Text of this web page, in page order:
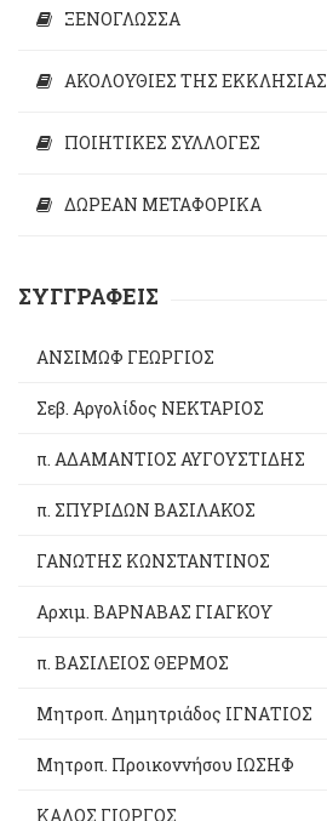
ΞΕΝΟΓΛΩΣΣΑ
ΑΚΟΛΟΥΘΙΕΣ ΤΗΣ ΕΚΚΛΗΣΙΑΣ
ΠΟΙΗΤΙΚΕΣ ΣΥΛΛΟΓΕΣ
ΔΩΡΕΑΝ ΜΕΤΑΦΟΡΙΚΑ
ΣΥΓΓΡΑΦΕΙΣ
ΑΝΣΙΜΩΦ ΓΕΩΡΓΙΟΣ
Σεβ. Αργολίδος ΝΕΚΤΑΡΙΟΣ
π. ΑΔΑΜΑΝΤΙΟΣ ΑΥΓΟΥΣΤΙΔΗΣ
π. ΣΠΥΡΙΔΩΝ ΒΑΣΙΛΑΚΟΣ
ΓΑΝΩΤΗΣ ΚΩΝΣΤΑΝΤΙΝΟΣ
Αρχιμ. ΒΑΡΝΑΒΑΣ ΓΙΑΓΚΟΥ
π. ΒΑΣΙΛΕΙΟΣ ΘΕΡΜΟΣ
Μητροπ. Δημητριάδος ΙΓΝΑΤΙΟΣ
Μητροπ. Προικοννήσου ΙΩΣΗΦ
ΚΑΛΟΣ ΓΙΩΡΓΟΣ